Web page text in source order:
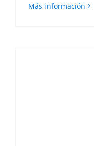
Más información